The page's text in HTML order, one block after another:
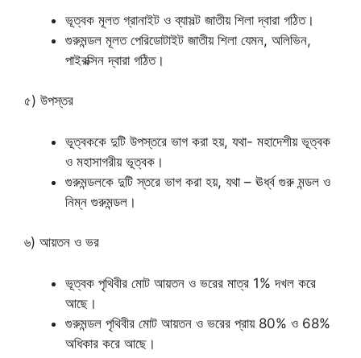
ভূত্বক মূলত গ্রানাইট ও ব্যাসল্ট জাতীয় শিলা দ্বারা গঠিত।
গুরুমন্ডল মূলত পেরিডোটাইট জাতীয় শিলা যেমন, অলিভিন,
পাইরক্সিন দ্বারা গঠিত।
৫) উপস্তর
ভূত্বককে দুটি উপস্তরে ভাগ করা হয়, যথা- মহাদেশীয় ভূত্বক
ও মহাসাগরীয় ভূত্বক।
গুরুমন্ডলকে দুটি স্তরে ভাগ করা হয়, যথা – ঊর্ধ্ব গুরু মন্ডল ও
নিম্ন গুরুমন্ডল।
৬) আয়তন ও ভর
ভূত্বক পৃথিবীর মোট আয়তন ও ভরের মাত্র 1% দখল করে
আছে।
গুরুমন্ডল পৃথিবীর মোট আয়তন ও ভরের প্রায় 80% ও 68%
অধিকার করে আছে।